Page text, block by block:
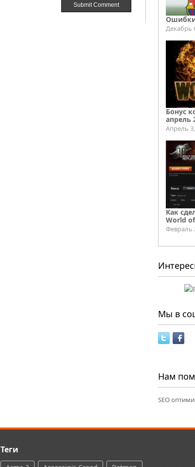
Ошибки
Декабрь
Бонус
апрель
Апрель
Как
World
Февраль
Мы в
Нам
SEO
Теги